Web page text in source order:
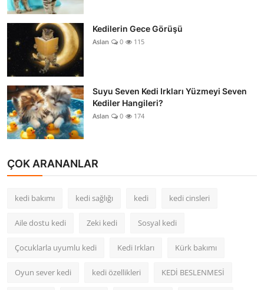
Kedilerin Gece Görüşü
Aslan 0 115
Suyu Seven Kedi Irkları Yüzmeyi Seven
Kediler Hangileri?
Aslan 0 174
ÇOK ARANANLAR
kedi bakımı kedi sağlığı kedi kedi cinsleri
Aile dostu kedi Zeki kedi Sosyal kedi
Çocuklarla uyumlu kedi Kedi Irkları Kürk bakımı
Oyun sever kedi kedi özellikleri KEDİ BESLENMESİ